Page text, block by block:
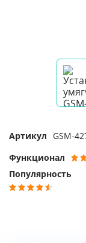
Артикул GSM-
Функционал
Популярность